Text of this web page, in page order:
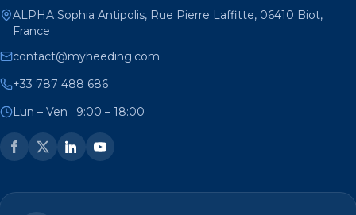
ALPHA Sophia Antipolis, Rue Pierre Laffitte, 06410 Biot,
France
contact@myheeding.com
+33 787 488 686
Lun – Ven · 9:00 – 18:00